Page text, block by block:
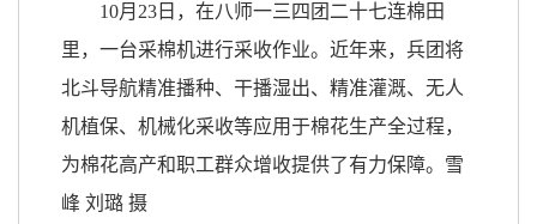
10月23日，在八师一三四团二十七连棉田
里，一台采棉机进行采收作业。近年来，兵团将
北斗导航精准播种、干播湿出、精准灌溉、无人
机植保、机械化采收等应用于棉花生产全过程，
为棉花高产和职工群众增收提供了有力保障。雪
峰 刘璐 摄